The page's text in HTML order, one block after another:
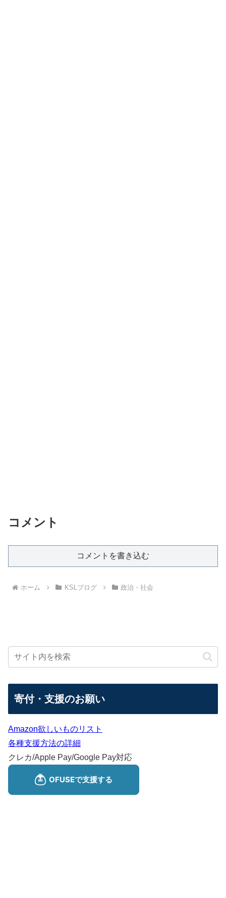
コメント
コメントを書き込む
ホーム KSLブログ 政治・社会
寄付・支援のお願い
Amazon欲しいものリスト
各種支援方法の詳細
クレカ/Apple Pay/Google Pay対応